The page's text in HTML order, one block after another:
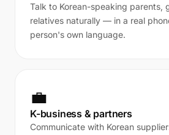
Talk to Korean-speaking parents,
relatives naturally — in a real
person's own language.
💼
K-business & partners
Communicate with Korean